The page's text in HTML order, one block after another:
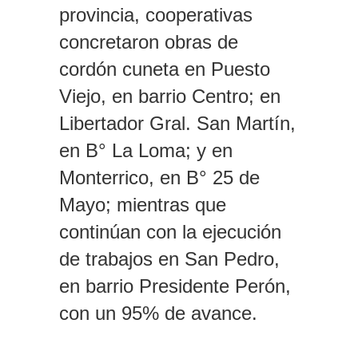
provincia, cooperativas
concretaron obras de
cordón cuneta en Puesto
Viejo, en barrio Centro; en
Libertador Gral. San Martín,
en B° La Loma; y en
Monterrico, en B° 25 de
Mayo; mientras que
continúan con la ejecución
de trabajos en San Pedro,
en barrio Presidente Perón,
con un 95% de avance.